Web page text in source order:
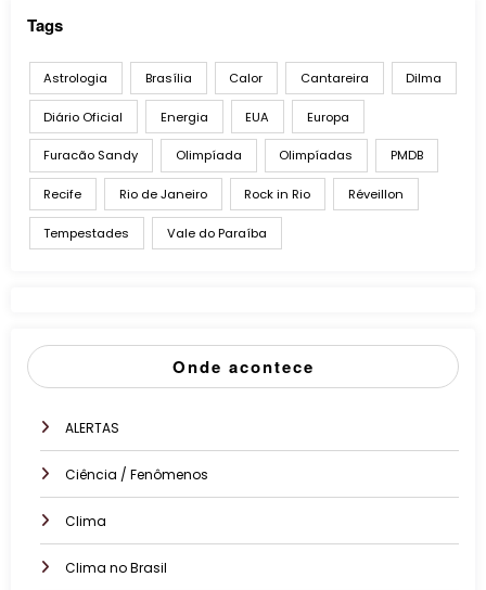
Tags
Astrologia Brasília Calor Cantareira Dilma
Diário Oficial Energia EUA Europa
Furacão Sandy Olimpíada Olimpíadas PMDB
Recife Rio de Janeiro Rock in Rio Réveillon
Tempestades Vale do Paraíba
Onde acontece
ALERTAS
Ciência / Fenômenos
Clima
Clima no Brasil